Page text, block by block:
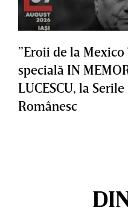
”Eroii de la
specială IN
LUCESCU, la
Românesc